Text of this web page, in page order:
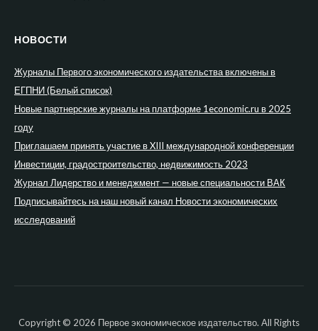
НОВОСТИ
Журналы Первого экономического издательства включены в
ЕГПНИ (Белый список)
Новые партнерские журналы на платформе 1economic.ru в 2025
году
Приглашаем принять участие в XIII международной конференции
Инвестиции, градостроительство, недвижимость 2023
Журнал Лидерство и менеджмент — новые специальности ВАК
Подписывайтесь на наш новый канал Новости экономических
исследований
Copyright © 2026 Первое экономическое издательство. All Rights